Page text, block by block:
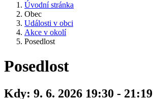
Úvodní stránka
Obec
Události v obci
Akce v okolí
Posedlost
Posedlost
Kdy: 9. 6. 2026 19:30 - 21:19